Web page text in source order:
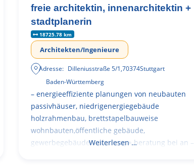
freie architektin, innenarchitektin +
stadtplanerin
18725.78 km
Architekten/Ingenieure
Adresse: Dilleniusstraße 5/1,70374Stuttgart
Baden-Württemberg
– energieeffiziente planungen von neubauten
passivhäuser, niedrigenergiegebäude
holzrahmenbau, brettstapelbauweise
wohnbauten,öffentliche gebäude,
gewerbegebäude – planung + beratung bei an –
Weiterlesen …